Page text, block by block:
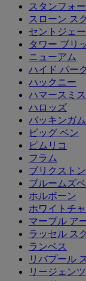
スタンフォ
スローン ス
セントジェ
タワー ブリ
ニューアム
ハイド パーク
ハックニー
ハマースミス
ハロッズ
バッキンガ
ビッグ ベン
ピムリコ
フラム
ブリクストン
ブルームズ
ホルボーン
ホワイトチ
マーブル ア
ラッセル ス
ランベス
リバプール
リージェン